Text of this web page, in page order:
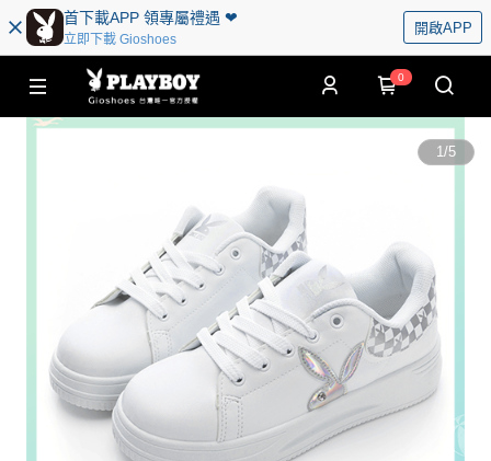
首下載APP 領專屬禮遇 ❤︎
立即下載 Gioshoes
開啟APP
0
1/5